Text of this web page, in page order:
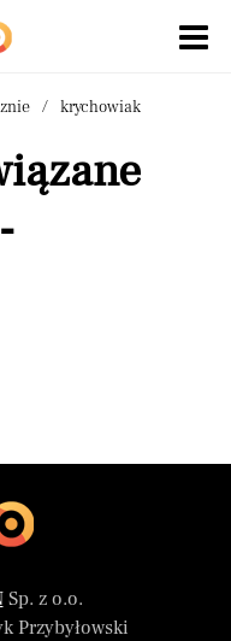
krychowiak
Sp. z o.o.
Przybyłowski